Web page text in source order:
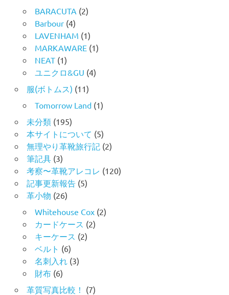
BARACUTA (2)
Barbour(4)
LAVENHAM (1)
MARKAWARE(1)
NEAT(1)
ユニクロ&GU (4)
服(ボトムス) (11)
Tomorrow Land(1)
未分類(195)
本サイトについて (5)
無理やり革靴旅行記 (2)
筆記具(3)
考察〜革靴アレコレ (120)
記事更新報告(5)
革小物 (26)
Whitehouse Cox(2)
カードケース (2)
キーケース (2)
ベルト (6)
名刺入れ (3)
財布(6)
革質写真比較！ (7)